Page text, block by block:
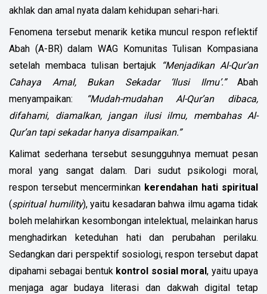
akhlak dan amal nyata dalam kehidupan sehari-hari.
Fenomena tersebut menarik ketika muncul respon reflektif
Abah (A-BR) dalam WAG Komunitas Tulisan Kompasiana
setelah membaca tulisan bertajuk
“Menjadikan Al-Qur’an
Cahaya Amal, Bukan Sekadar ‘Ilusi Ilmu’.”Abah
menyampaikan:
“Mudah-mudahan Al-Qur’an dibaca,
difahami, diamalkan, jangan ilusi ilmu, membahas Al-
Qur’an tapi sekadar hanya disampaikan.”
Kalimat sederhana tersebut sesungguhnya memuat pesan
moral yang sangat dalam. Dari sudut psikologi moral,
respon tersebut mencerminkan kerendahan hati spiritual
(spiritual humility), yaitu kesadaran bahwa ilmu agama tidak
boleh melahirkan kesombongan intelektual, melainkan harus
menghadirkan keteduhan hati dan perubahan perilaku.
Sedangkan dari perspektif sosiologi, respon tersebut dapat
dipahami sebagai bentuk kontrol sosial moral, yaitu upaya
menjaga agar budaya literasi dan dakwah digital tetap